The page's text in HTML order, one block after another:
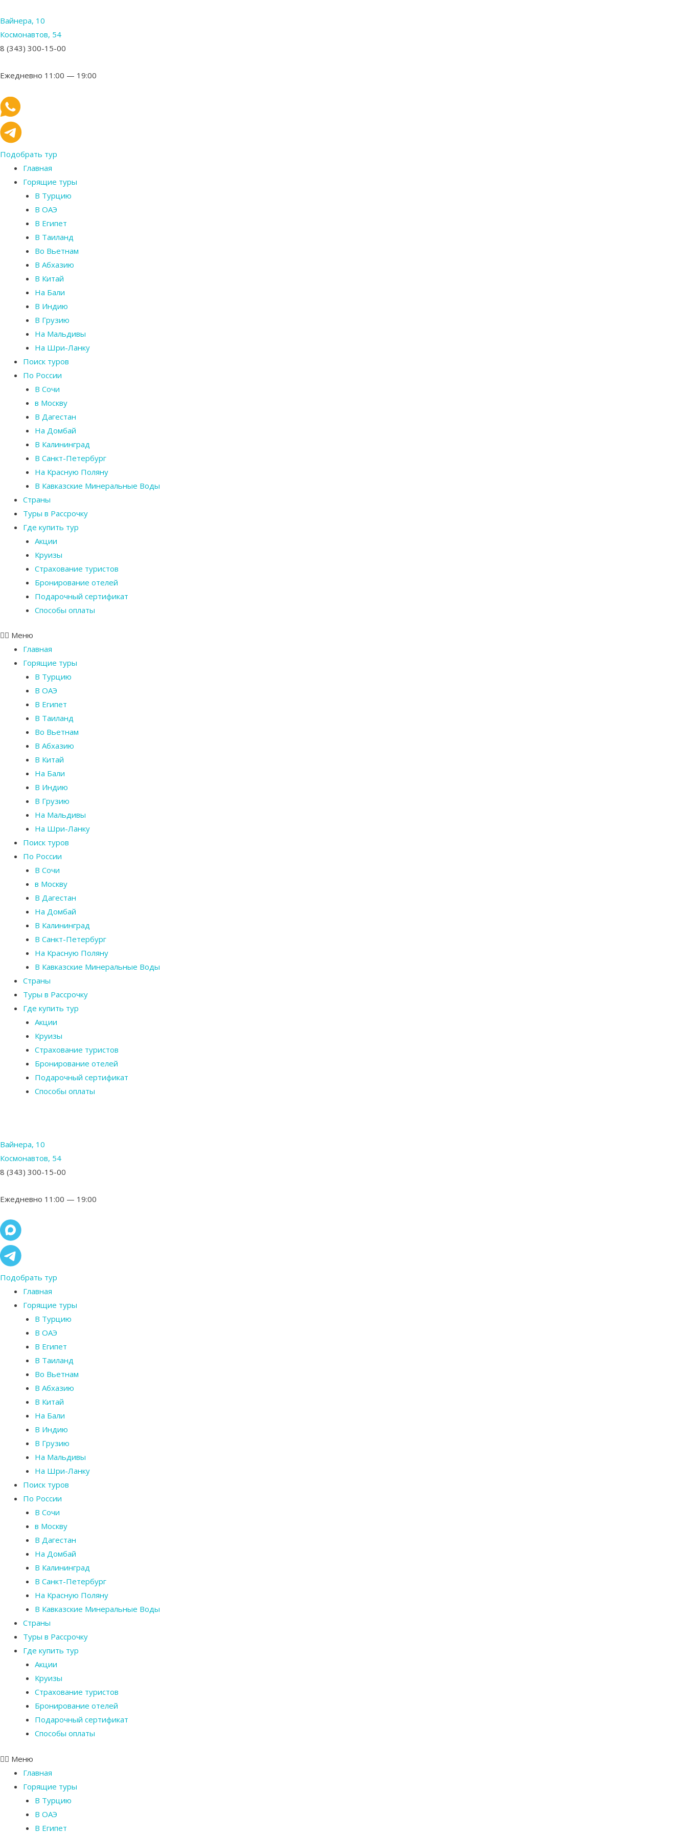
Вайнера, 10
Космонавтов, 54
8 (343) 300-15-00
Ежедневно 11:00 — 19:00
Подобрать тур
Главная
Горящие туры
В Турцию
В ОАЭ
В Египет
В Таиланд
Во Вьетнам
В Абхазию
В Китай
На Бали
В Индию
В Грузию
На Мальдивы
На Шри-Ланку
Поиск туров
По России
В Сочи
в Москву
В Дагестан
На Домбай
В Калининград
В Санкт-Петербург
На Красную Поляну
В Кавказские Минеральные Воды
Страны
Туры в Рассрочку
Где купить тур
Акции
Круизы
Страхование туристов
Бронирование отелей
Подарочный сертификат
Способы оплаты
Меню
Главная
Горящие туры
В Турцию
В ОАЭ
В Египет
В Таиланд
Во Вьетнам
В Абхазию
В Китай
На Бали
В Индию
В Грузию
На Мальдивы
На Шри-Ланку
Поиск туров
По России
В Сочи
в Москву
В Дагестан
На Домбай
В Калининград
В Санкт-Петербург
На Красную Поляну
В Кавказские Минеральные Воды
Страны
Туры в Рассрочку
Где купить тур
Акции
Круизы
Страхование туристов
Бронирование отелей
Подарочный сертификат
Способы оплаты
Вайнера, 10
Космонавтов, 54
8 (343) 300-15-00
Ежедневно 11:00 — 19:00
Подобрать тур
Главная
Горящие туры
В Турцию
В ОАЭ
В Египет
В Таиланд
Во Вьетнам
В Абхазию
В Китай
На Бали
В Индию
В Грузию
На Мальдивы
На Шри-Ланку
Поиск туров
По России
В Сочи
в Москву
В Дагестан
На Домбай
В Калининград
В Санкт-Петербург
На Красную Поляну
В Кавказские Минеральные Воды
Страны
Туры в Рассрочку
Где купить тур
Акции
Круизы
Страхование туристов
Бронирование отелей
Подарочный сертификат
Способы оплаты
Меню
Главная
Горящие туры
В Турцию
В ОАЭ
В Египет